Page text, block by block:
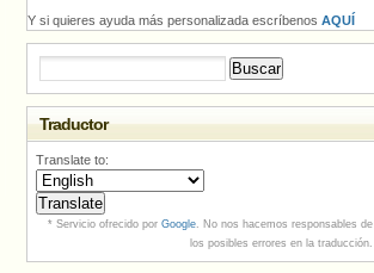
Y si quieres ayuda más personalizada escríbenos AQUÍ
Traductor
Translate to:
* Servicio ofrecido por Google. No nos hacemos responsables de
los posibles errores en la traducción.